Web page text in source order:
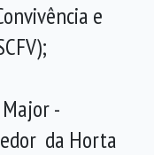
e
-
da Horta